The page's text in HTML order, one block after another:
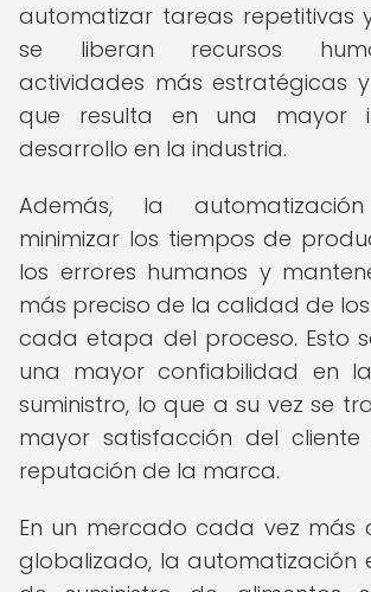
automatizar tareas repetitivas
se liberan recursos
actividades más estratégicas
que resulta en una mayor
desarrollo en la industria.
Además, la
minimizar los tiempos de
los errores humanos y
más preciso de la calidad de
cada etapa del proceso. Esto
una mayor confiabilidad en
suministro, lo que a su vez se
mayor satisfacción del
reputación de la marca.
En un mercado cada vez más
globalizado, la automatización